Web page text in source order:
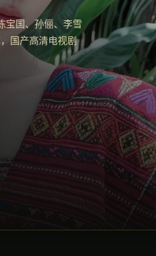
宝国、孙俪、李雪
国产高清电视剧